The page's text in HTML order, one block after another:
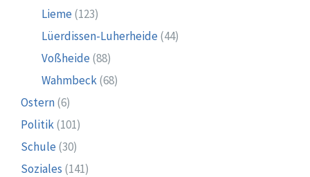
Lieme (123)
Lüerdissen-Luherheide (44)
Voßheide (88)
Wahmbeck(68)
Ostern(6)
Politik(101)
Schule (30)
Soziales (141)